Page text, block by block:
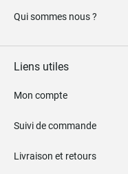
Qui sommes nous ?
Liens utiles
Mon compte
Suivi de commande
Livraison et retours